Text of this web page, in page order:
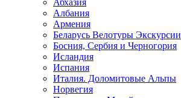
Абхазия
Албания
Армения
Беларусь Велотуры Экскурсии
Босния, Сербия и Черногория
Исландия
Испания
Италия. Доломитовые Альпы
Норвегия